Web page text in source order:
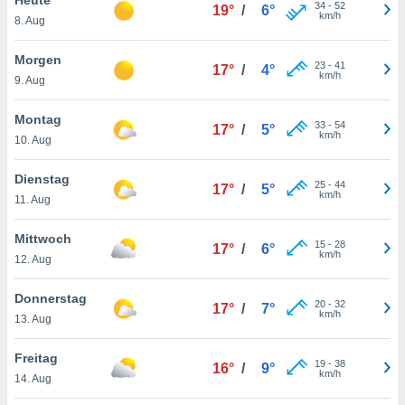
oder
Partner
es uns
das
der
Profil zu
Ihnen
finden
. Sie
jederzeit
Rand
8. Aug
19° / 6° 34- 52
km/h
Morgen
9. Aug
17° / 4° 23- 41
km/h
Montag
10. Aug
17° / 5° 33- 54
km/h
Dienstag
11. Aug
17° / 5° 25- 44
km/h
Mittwoch
12. Aug
17° / 6° 15- 28
km/h
Donnerstag
13. Aug
17° / 7° 20- 32
km/h
Freitag
14. Aug
16° / 9° 19- 38
km/h